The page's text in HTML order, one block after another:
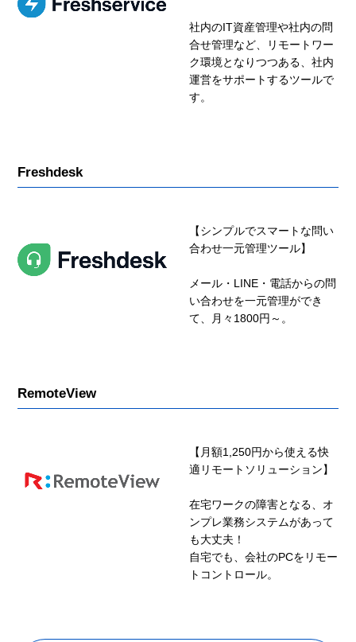
社内のIT資産管理や社内の問
合せ管理など、リモートワー
ク環境となりつつある、社内
運営をサポートするツールで
す。
Freshdesk
【シンプルでスマートな問い
合わせ一元管理ツール】
メール・LINE・電話からの問
い合わせを一元管理ができ
て、月々1800円～。
RemoteView
【月額1,250円から使える快
適リモートソリューション】
在宅ワークの障害となる、オ
ンプレ業務システムがあって
も大丈夫！
自宅でも、会社のPCをリモー
トコントロール。